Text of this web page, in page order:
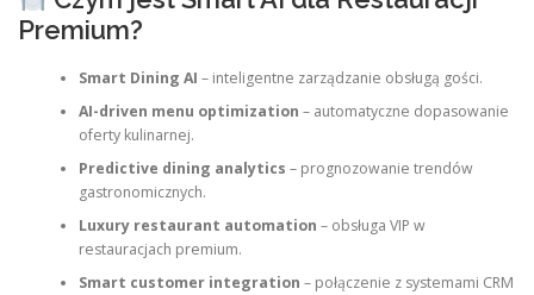
Premium?
Smart Dining AI – inteligentne zarządzanie obsługą gości.
AI-driven menu optimization – automatyczne dopasowanie
oferty kulinarnej.
Predictive dining analytics – prognozowanie trendów
gastronomicznych.
Luxury restaurant automation – obsługa VIP w
restauracjach premium.
Smart customer integration – połączenie z systemami CRM